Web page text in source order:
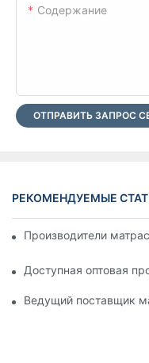
Содержание
ОТПРАВИТЬ ЗАПРОС
РЕКОМЕНДУЕМЫЕ
Производители
Доступная оптовая
Ведущий поставщик